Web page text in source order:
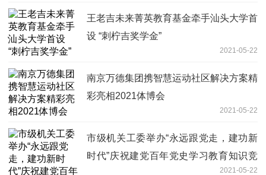
王老吉未来菁英教育基金牵手汕头大学首
设 “刺柠吉奖学金”
2021-05-22
南京万德集团携智慧运动社区解决方案精
彩亮相2021体博会
2021-05-22
市级机关工委举办“永远跟党走，建功新
时代”庆祝建党百年党史学习教育知识竞
2021-05-22